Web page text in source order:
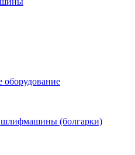
оборудование
шлифмашины (болгарки)